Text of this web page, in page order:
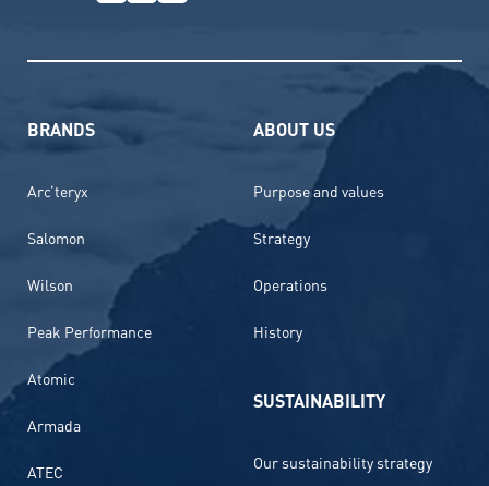
BRANDS
Arc’teryx
Salomon
Wilson
Peak Performance
Atomic
Armada
ATEC
ABOUT US
Purpose and values
Strategy
Operations
History
SUSTAINABILITY
Our sustainability strategy